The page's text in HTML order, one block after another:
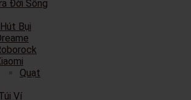
Đời Sống
Bụi
Quạt
Ví